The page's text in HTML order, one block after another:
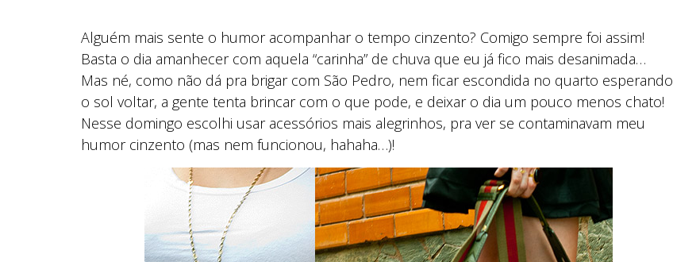
Alguém mais sente o humor acompanhar o tempo cinzento? Comigo sempre foi assim!
Basta o dia amanhecer com aquela “carinha” de chuva que eu já fico mais desanimada…
Mas né, como não dá pra brigar com São Pedro, nem ficar escondida no quarto esperando
o sol voltar, a gente tenta brincar com o que pode, e deixar o dia um pouco menos chato!
Nesse domingo escolhi usar acessórios mais alegrinhos, pra ver se contaminavam meu
humor cinzento (mas nem funcionou, hahaha…)!